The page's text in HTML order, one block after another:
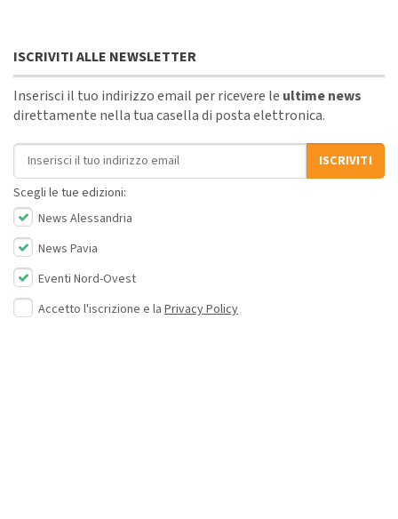
ISCRIVITI ALLE NEWSLETTER
Inserisci il tuo indirizzo email per ricevere le ultime news
direttamente nella tua casella di posta elettronica.
Indirizzo email
ISCRIVITI
Scegli le tue edizioni:
News Alessandria
News Pavia
Eventi Nord-Ovest
Accetto l'iscrizione e la Privacy Policy